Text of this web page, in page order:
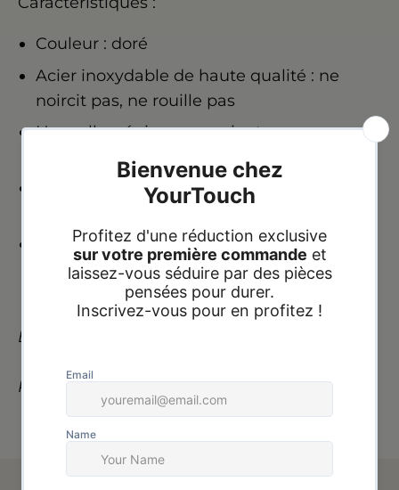
Couleur : doré
Acier inoxydable de haute qualité : ne
noircit pas, ne rouille pas
Hypoallergénique : convient aux peaux
Résistant à l’eau : idéal pour un usage
Finition soignée et brillance durable.
Expédition : 24h à 72h heures
Paiement à la livraison